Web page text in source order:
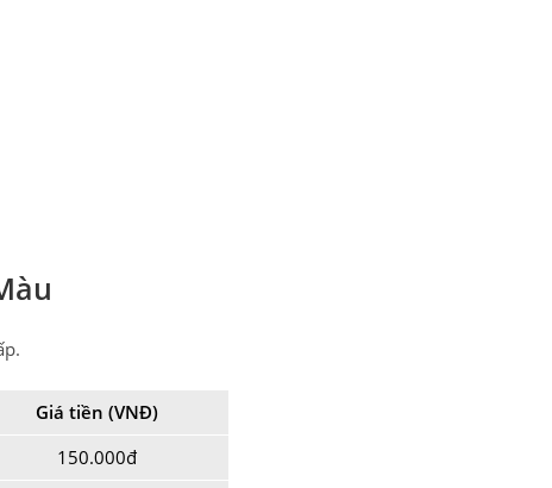
Giá tiền (VNĐ)
150.000đ